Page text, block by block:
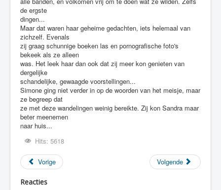
de ergste
dingen...
Maar dat waren haar geheime gedachten, iets helemaal van
zichzelf. Evenals
zij graag schunnige boeken las en pornografische foto's
bekeek als ze alleen
was. Het leek haar dan ook dat zij meer kon genieten van
dergelijke
schandelijke, gewaagde voorstellingen...
Simone ging niet verder in op de woorden van het meisje, maar
ze begreep dat
ze met deze wandelingen weinig bereikte. Zij kon Sandra maar
beter meenemen
naar huis...
Hits: 5618
Vorige Volgende
Reacties